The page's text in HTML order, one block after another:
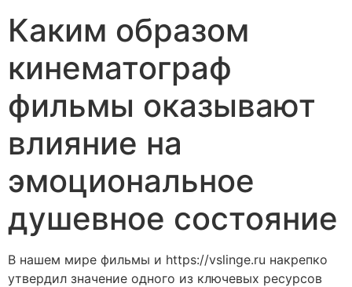
Каким образом
кинематограф
фильмы оказывают
влияние на
эмоциональное
душевное состояние
В нашем мире фильмы и https://vslinge.ru накрепко
утвердил значение одного из ключевых ресурсов